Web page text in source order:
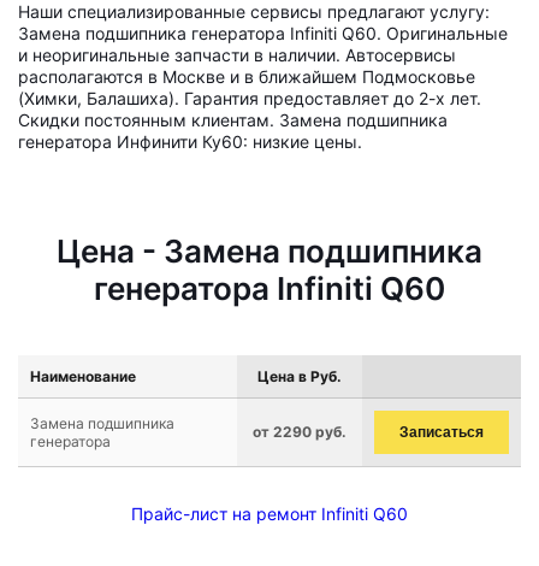
Наши специализированные сервисы предлагают услугу:
Замена подшипника генератора Infiniti Q60. Оригинальные
и неоригинальные запчасти в наличии. Автосервисы
располагаются в Москве и в ближайшем Подмосковье
(Химки, Балашиха). Гарантия предоставляет до 2-х лет.
Скидки постоянным клиентам. Замена подшипника
генератора Инфинити Ку60: низкие цены.
Цена - Замена подшипника
генератора Infiniti Q60
Наименование Цена в Руб.
Замена подшипника
генератора
от 2290 руб. Записаться
Прайс-лист на ремонт Infiniti Q60